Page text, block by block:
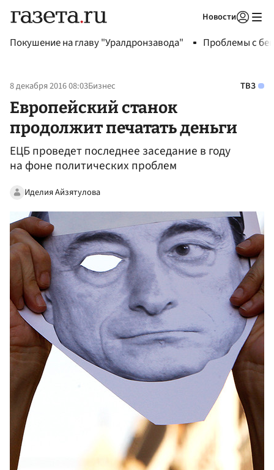
Новости
Покушение на главу "Уралдронзавода" Проблемы с
8 декабря 2016 08:03Бизнес ТВЗ
Европейский станок
продолжит печатать деньги
ЕЦБ проведет последнее заседание в году
на фоне политических проблем
Иделия Айзятулова